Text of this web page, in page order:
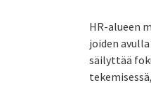
HR-alueen
joiden
säilyttää